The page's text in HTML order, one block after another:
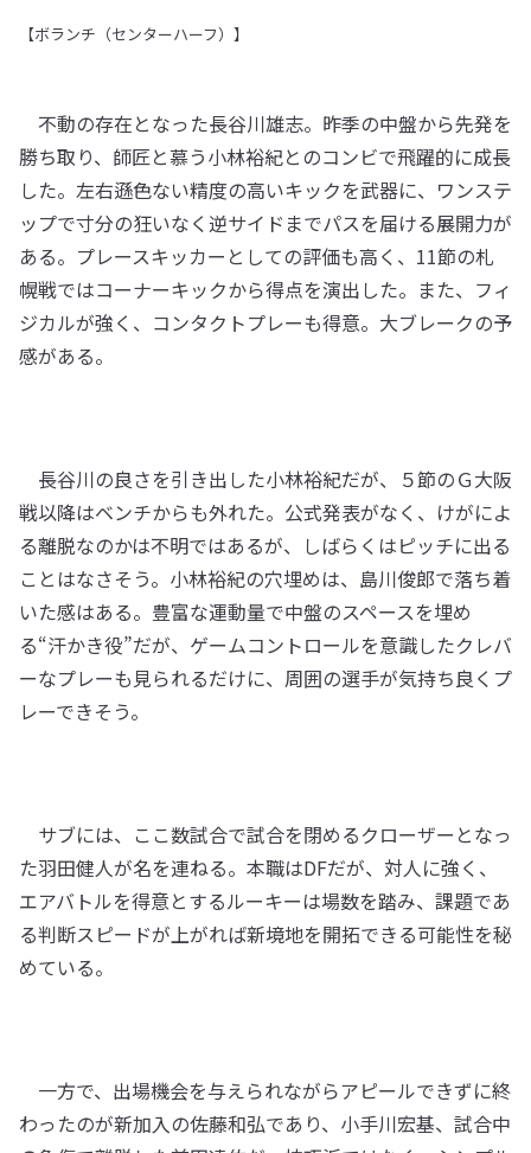
【ボランチ（センターハーフ）】
不動の存在となった長谷川雄志。昨季の中盤から先発を
勝ち取り、師匠と慕う小林裕紀とのコンビで飛躍的に成長
した。左右遜色ない精度の高いキックを武器に、ワンステ
ップで寸分の狂いなく逆サイドまでパスを届ける展開力が
ある。プレースキッカーとしての評価も高く、11節の札
幌戦ではコーナーキックから得点を演出した。また、フィ
ジカルが強く、コンタクトプレーも得意。大ブレークの予
感がある。
長谷川の良さを引き出した小林裕紀だが、５節のＧ大阪
戦以降はベンチからも外れた。公式発表がなく、けがによ
る離脱なのかは不明ではあるが、しばらくはピッチに出る
ことはなさそう。小林裕紀の穴埋めは、島川俊郎で落ち着
いた感はある。豊富な運動量で中盤のスペースを埋め
る“汗かき役”だが、ゲームコントロールを意識したクレバ
ーなプレーも見られるだけに、周囲の選手が気持ち良くプ
レーできそう。
サブには、ここ数試合で試合を閉めるクローザーとなっ
た羽田健人が名を連ねる。本職はDFだが、対人に強く、
エアバトルを得意とするルーキーは場数を踏み、課題であ
る判断スピードが上がれば新境地を開拓できる可能性を秘
めている。
一方で、出場機会を与えられながらアピールできずに終
わったのが新加入の佐藤和弘であり、小手川宏基、試合中